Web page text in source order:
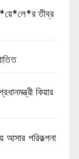
তীব্র
কিয়ার
আসার পরিকল্পনা